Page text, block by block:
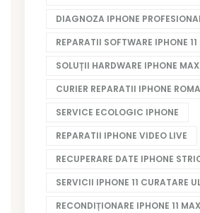
DIAGNOZA IPHONE
REPARATII SOFTWARE IPHONE 11
SOLUȚII HARDWARE IPHONE MAX
CURIER REPARATII IPHONE
SERVICE ECOLOGIC IPHONE
REPARATII IPHONE VIDEO LIVE
RECUPERARE DATE IPHONE
SERVICII IPHONE 11 CURATARE
RECONDIȚIONARE IPHONE 11 MAX